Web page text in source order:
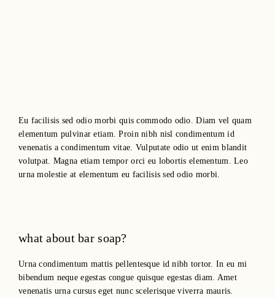
Eu facilisis sed odio morbi quis commodo odio. Diam vel quam
elementum pulvinar etiam. Proin nibh nisl condimentum id
venenatis a condimentum vitae. Vulputate odio ut enim blandit
volutpat. Magna etiam tempor orci eu lobortis elementum. Leo
urna molestie at elementum eu facilisis sed odio morbi.
what about bar soap?
Urna condimentum mattis pellentesque id nibh tortor. In eu mi
bibendum neque egestas congue quisque egestas diam. Amet
venenatis urna cursus eget nunc scelerisque viverra mauris.